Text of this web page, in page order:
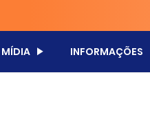
MÍDIA INFORMAÇÕES